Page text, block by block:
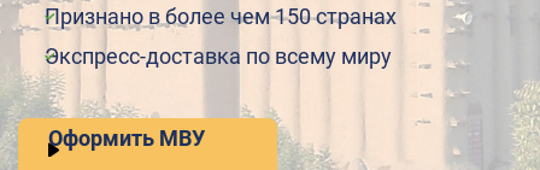
Признано в более чем 150 странах
Экспресс-доставка по всему миру
Оформить МВУ